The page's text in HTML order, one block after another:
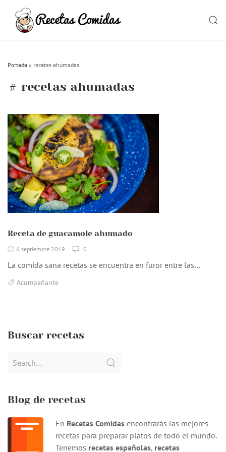
content
Portada » recetas ahumadas
recetas ahumadas
Receta de guacamole ahumado
6 septiembre 2019 0
La comida sana recetas se encuentra en furor entre las…
Acompañante
Buscar recetas
Search
Blog de recetas
En Recetas Comidas encontrarás las mejores
recetas para preparar platos de todo el mundo.
Tenemos recetas españolas, recetas